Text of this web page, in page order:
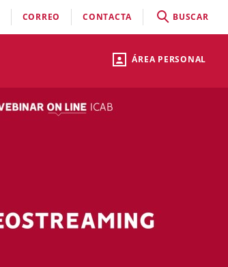
ÁREA PERSONAL
CORREO CONTACTA BUSCAR